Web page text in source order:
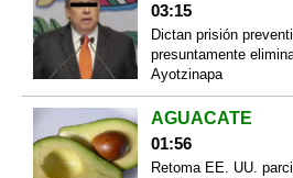
03:15
Dictan prisión
presuntamente
Ayotzinapa
AGUACATE
01:56
Retoma EE. UU.